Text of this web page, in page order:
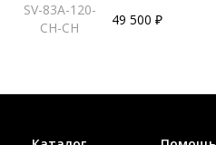
SV-83A-120-
CH-CH
49 500 ₽